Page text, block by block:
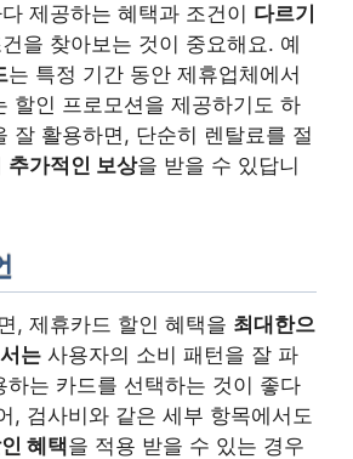
제공하는 혜택과 조건이 다르기
을 찾아보는 것이 중요해요. 예
는 특정 기간 동안 제휴업체에서
할인 프로모션을 제공하기도 하
잘 활용하면, 단순히 렌탈료를 절
추가적인 보상을 받을 수 있답니
, 제휴카드 할인 혜택을 최대한으
는 사용자의 소비 패턴을 잘 파
하는 카드를 선택하는 것이 좋다
, 검사비와 같은 세부 항목에서도
혜택을 적용 받을 수 있는 경우